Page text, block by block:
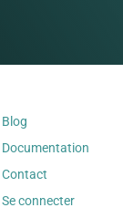
Blog
Documentation
Contact
Se connecter